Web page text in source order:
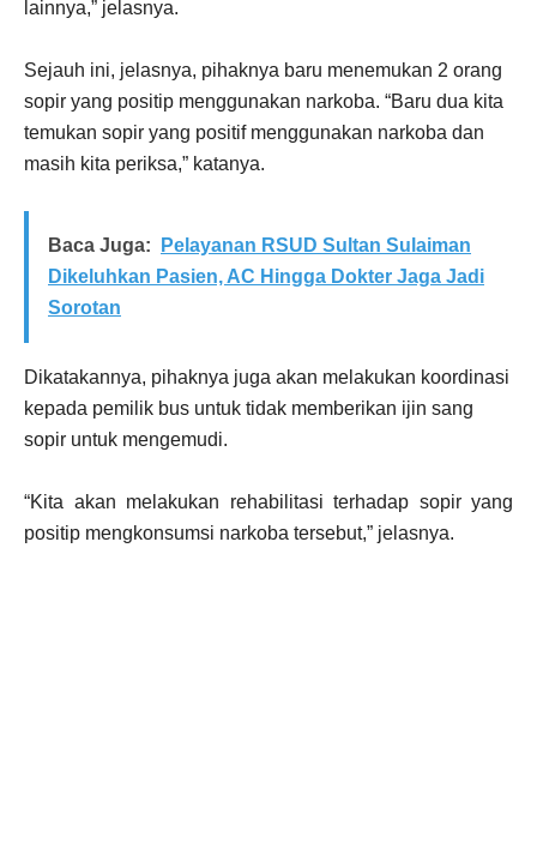
lainnya,” jelasnya.
Sejauh ini, jelasnya, pihaknya baru menemukan 2 orang
sopir yang positip menggunakan narkoba. “Baru dua kita
temukan sopir yang positif menggunakan narkoba dan
masih kita periksa,” katanya.
Baca Juga:
Pelayanan RSUD Sultan Sulaiman
Dikeluhkan Pasien, AC Hingga Dokter Jaga Jadi
Sorotan
Dikatakannya, pihaknya juga akan melakukan koordinasi
kepada pemilik bus untuk tidak memberikan ijin sang
sopir untuk mengemudi.
“Kita akan melakukan rehabilitasi terhadap sopir yang
positip mengkonsumsi narkoba tersebut,” jelasnya.